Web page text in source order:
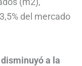
del mercado
disminuyó a la